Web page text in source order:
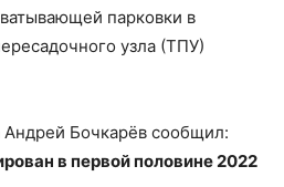
парковки в
узла (ТПУ)
Бочкарёв сообщил:
в первой половине 2022